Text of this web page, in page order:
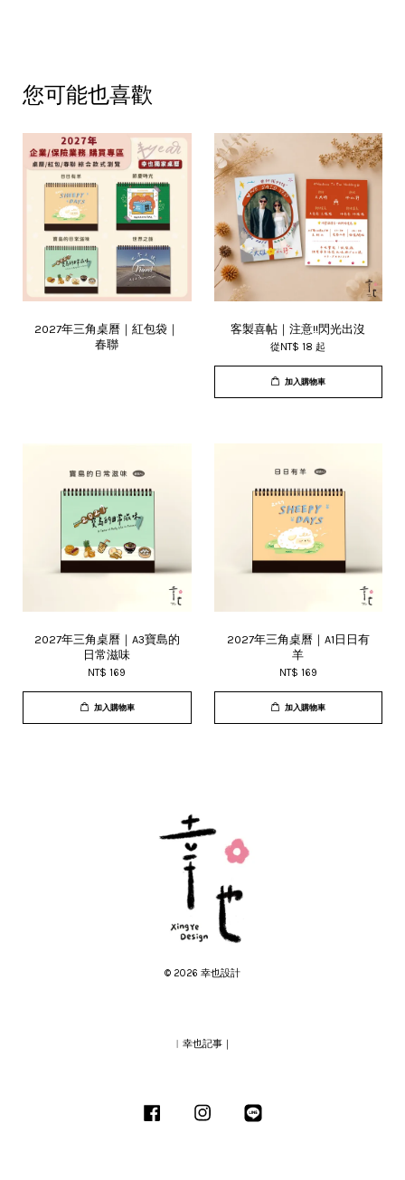
您可能也喜歡
2027年三角桌曆｜紅包袋｜
春聯
客製喜帖｜注意!!閃光出沒
從NT$ 18起
加入購物車
2027年三角桌曆｜A3寶島的
日常滋味
NT$ 169
加入購物車
2027年三角桌曆｜A1日日有
羊
NT$ 169
加入購物車
© 2026 幸也設計
︱幸也記事｜
Facebook Instagram